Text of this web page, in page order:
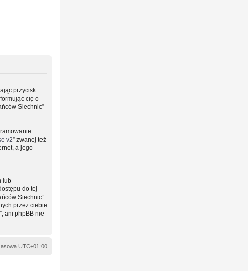
przycisk
cię o
Siechnic”
v2” zwanej też
a jego
lub
do tej
Siechnic”
przez ciebie
ani phpBB nie
UTC+01:00